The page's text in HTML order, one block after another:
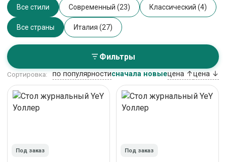
Все стили Современный (23) Классический (4)
Все страны Италия (27)
Фильтры
Сортировка: по популярностисначала новыецена ↑цена ↓
Под заказ Под заказ